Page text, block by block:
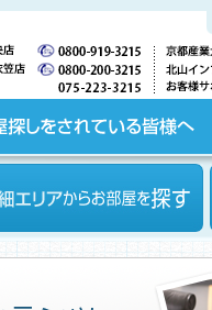
らお部屋を探す